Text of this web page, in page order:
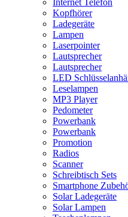
Internet Telefon
Kopfhörer
Ladegeräte
Lampen
Laserpointer
Lautsprecher
Lautsprecher
LED
Leselampen
MP3 Player
Pedometer
Powerbank
Powerbank
Promotion
Radios
Scanner
Schreibtisch Sets
Smartphone
Solar Ladegeräte
Solar Lampen